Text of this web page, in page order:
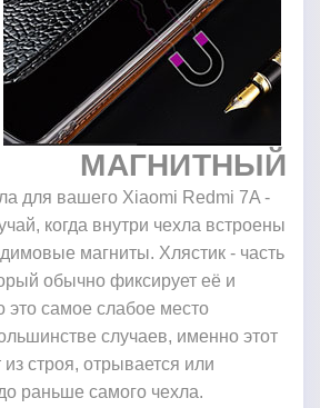
МАГНИТНЫЙ
для вашего Xiaomi Redmi 7A -
когда внутри чехла встроены
магниты. Хлястик - часть
обычно фиксирует её и
это самое слабое место
случаев, именно этот
строя, отрывается или
раньше самого чехла.